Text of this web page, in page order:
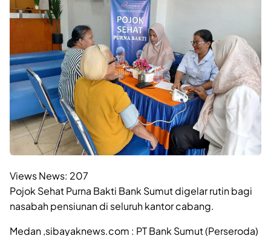
Views News: 207
Pojok Sehat Purna Bakti Bank Sumut digelar rutin bagi
nasabah pensiunan di seluruh kantor cabang.
Medan ,sibayaknews.com : PT Bank Sumut (Perseroda)